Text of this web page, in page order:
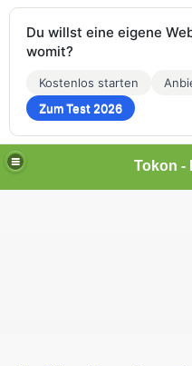
Tokon -
Du willst eine eigene
womit?
Kostenlos starten
Zum Test 2026